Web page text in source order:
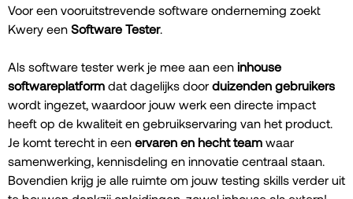
Voor een vooruitstrevende software onderneming zoekt
Kwery een Software Tester.
Als software tester werk je mee aan een inhouse
softwareplatform dat dagelijks door duizenden gebruikers
wordt ingezet, waardoor jouw werk een directe impact
heeft op de kwaliteit en gebruikservaring van het product.
Je komt terecht in een ervaren en hecht team waar
samenwerking, kennisdeling en innovatie centraal staan.
Bovendien krijg je alle ruimte om jouw testing skills verder uit